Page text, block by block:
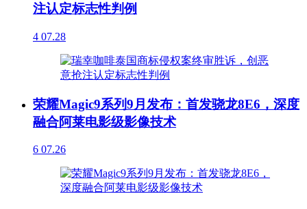
注认定标志性判例
4 07.28
荣耀Magic9系列9月发布：首发骁龙8E6，深度
融合阿莱电影级影像技术
6 07.26